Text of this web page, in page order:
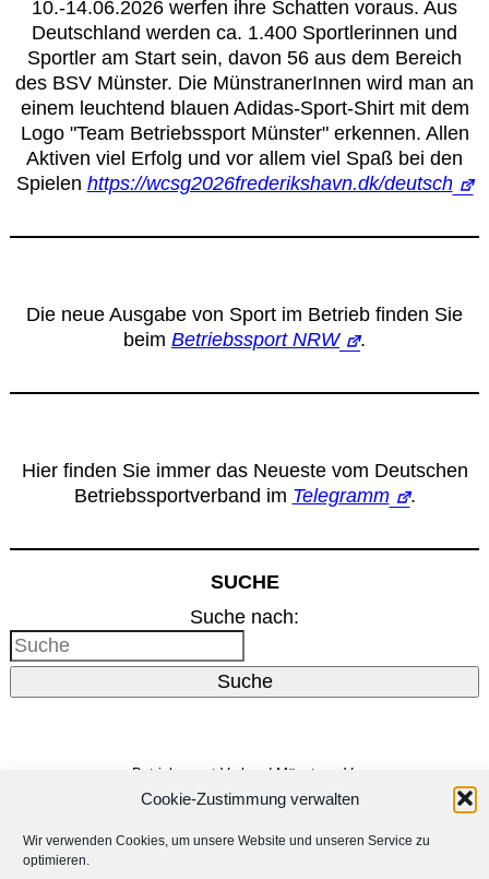
Cookie-Zustimmung verwalten
Wir verwenden Cookies, um unsere Website und unseren Service zu
optimieren.
Anmeldung zum Erste-Hilfe-Kurs
Downloads
Kalender
Site Map
10.-14.06.2026 werfen ihre Schatten voraus. Aus
Deutschland werden ca. 1.400 Sportlerinnen und
Sportler am Start sein, davon 56 aus dem Bereich
des BSV Münster. Die MünstranerInnen wird man an
einem leuchtend blauen Adidas-Sport-Shirt mit dem
Logo "Team Betriebssport Münster" erkennen. Allen
Aktiven viel Erfolg und vor allem viel Spaß bei den
Spielen https://wcsg2026frederikshavn.dk/deutsch
Die neue Ausgabe von Sport im Betrieb finden Sie
beim Betriebssport NRW .
Hier finden Sie immer das Neueste vom Deutschen
Betriebssportverband im Telegramm .
SUCHE
Suche nach:
Suche
Betriebssport-Verband Münster e.V.
48159 Münster
Vertreten durch den
Vorstand
E-Mail: info@bsv-muenster.de